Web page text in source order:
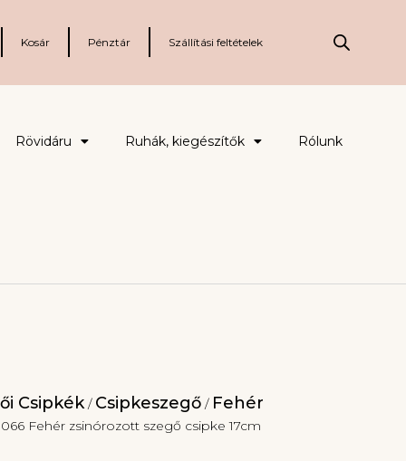
Kosár Pénztár Szállítási feltételek
Rövidáru Ruhák, kiegészítők Rólunk
Csipkék/ Csipkeszegő / Fehér
Fehér zsinórozott szegő csipke 17cm